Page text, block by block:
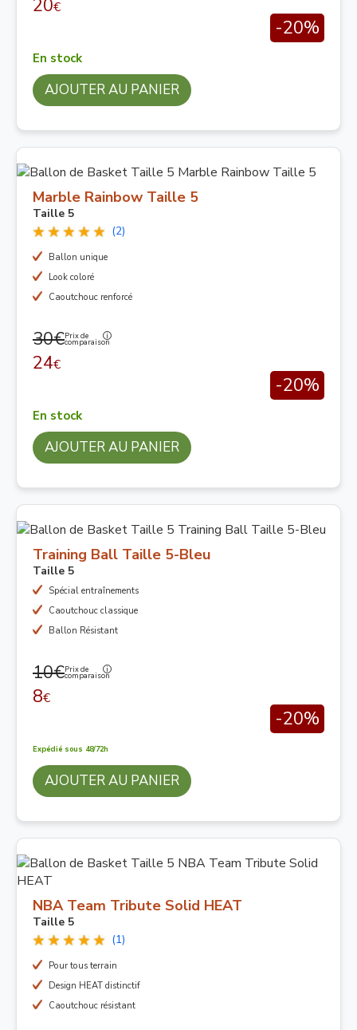
20€
-20%
En stock
AJOUTER AU PANIER
Marble Rainbow Taille 5
Taille 5
(2)
Ballon unique
Look coloré
Caoutchouc renforcé
30€Prix de
comparaison
24€
-20%
En stock
AJOUTER AU PANIER
Training Ball Taille 5-Bleu
Taille 5
Spécial entraînements
Caoutchouc classique
Ballon Résistant
10€Prix de
comparaison
8€
-20%
Expédié sous 48/72h
AJOUTER AU PANIER
NBA Team Tribute Solid HEAT
Taille 5
(1)
Pour tous terrain
Design HEAT distinctif
Caoutchouc résistant